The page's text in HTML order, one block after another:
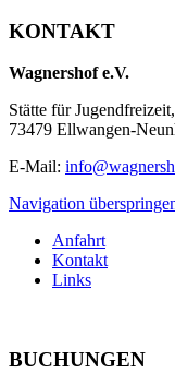
KONTAKT
Wagnershof e.V.
Stätte für
73479 Ellwangen-
E-Mail:
Navigation
Anfahrt
Kontakt
Links
BUCHUNGEN